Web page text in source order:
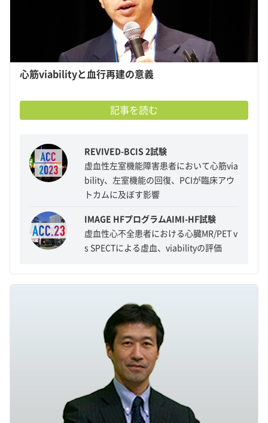
心筋viabilityと血行再建の意義
記事を読む
REVIVED-BCIS 2試験
虚血性左室機能障害患者において心筋via
bility、左室機能の回復、PCIが臨床アウ
トカムに及ぼす影響
IMAGE HFプログラムAIMI-HF試験
虚血性心不全患者における心臓MR/PET v
s SPECTによる虚血、viabilityの評価